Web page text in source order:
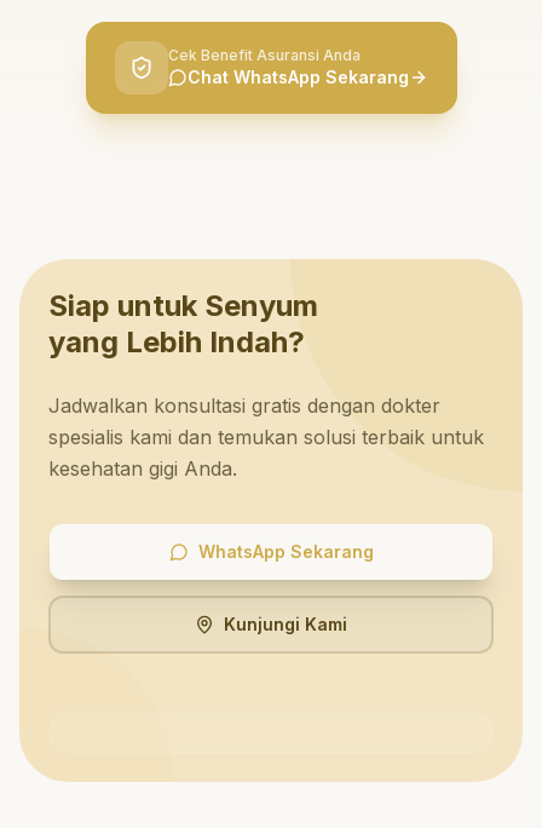
Cek Benefit Asuransi Anda
Chat WhatsApp Sekarang
Siap untuk Senyum
yang Lebih Indah?
Jadwalkan konsultasi gratis dengan dokter
spesialis kami dan temukan solusi terbaik untuk
kesehatan gigi Anda.
WhatsApp Sekarang
Kunjungi Kami